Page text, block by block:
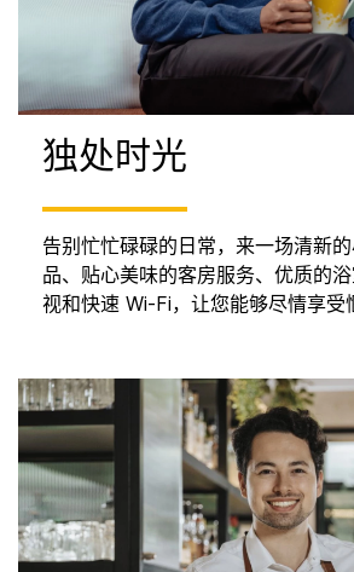
独处时光
告别忙忙碌碌的日常，来一场清新
品、贴心美味的客房服务、优质的
视和快速 Wi-Fi，让您能够尽情享受